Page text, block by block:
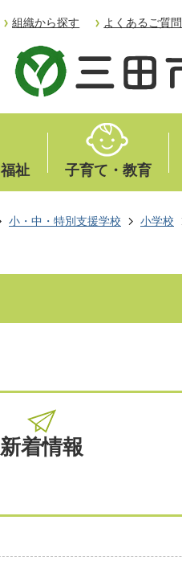
組織から探す よくあるご質問
祉 子育て・教育
小・中・特別支援学校 小学校
新着情報